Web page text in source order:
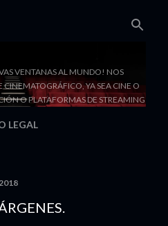
VENTANAS AL MUNDO! NOS
CINEMATOGRÁFICO, YA SEA CINE O
O PLATAFORMAS DE STREAMING
LEGAL